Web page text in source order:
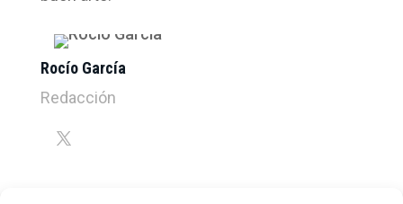
Rocío García
Redacción